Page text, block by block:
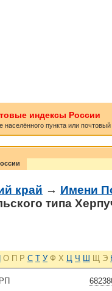
индексы России
населённого пункта или почтовый
край → Имени
типа
О П Р С Т У Ф Х Ц Ч Ш Щ Э